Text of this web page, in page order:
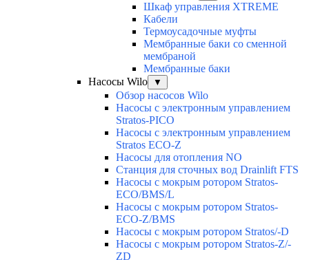
Шкаф управления XTREME
Кабели
Термоусадочные муфты
Мембранные баки со сменной
мембраной
Мембранные баки
Насосы Wilo
▼
Обзор насосов Wilo
Насосы с электронным управлением
Stratos-PICO
Насосы с электронным управлением
Stratos ECO-Z
Насосы для отопления NO
Станция для сточных вод Drainlift FTS
Насосы с мокрым ротором Stratos-
ECO/BMS/L
Насосы с мокрым ротором Stratos-
ECO-Z/BMS
Насосы с мокрым ротором Stratos/-D
Насосы с мокрым ротором Stratos-Z/-
ZD